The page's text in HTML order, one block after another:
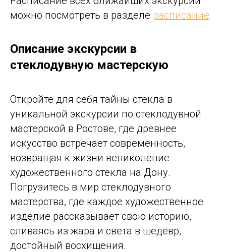
можно посмотреть в разделе расписание
Описание экскурсии в
стеклодувную мастерскую
Откройте для себя тайны стекла в
уникальной экскурсии по стеклодувной
мастерской в Ростове, где древнее
искусство встречает современность,
возвращая к жизни великолепие
художественного стекла на Дону.
Погрузитесь в мир стеклодувного
мастерства, где каждое художественное
изделие рассказывает свою историю,
сливаясь из жара и света в шедевр,
достойный восхищения.